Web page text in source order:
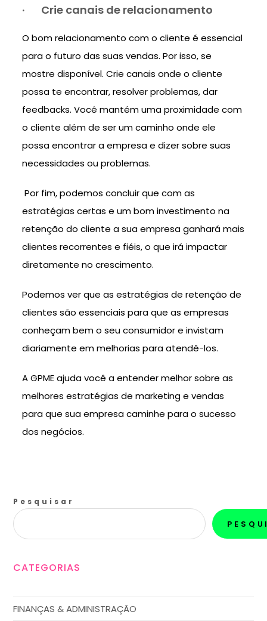
· Crie canais de relacionamento
O bom relacionamento com o cliente é essencial
para o futuro das suas vendas. Por isso, se
mostre disponível. Crie canais onde o cliente
possa te encontrar, resolver problemas, dar
feedbacks. Você mantém uma proximidade com
o cliente além de ser um caminho onde ele
possa encontrar a empresa e dizer sobre suas
necessidades ou problemas.
Por fim, podemos concluir que com as
estratégias certas e um bom investimento na
retenção do cliente a sua empresa ganhará mais
clientes recorrentes e fiéis, o que irá impactar
diretamente no crescimento.
Podemos ver que as estratégias de retenção de
clientes são essenciais para que as empresas
conheçam bem o seu consumidor e invistam
diariamente em melhorias para atendê-los.
A GPME ajuda você a entender melhor sobre as
melhores estratégias de marketing e vendas
para que sua empresa caminhe para o sucesso
dos negócios.
Pesquisar
CATEGORIAS
FINANÇAS & ADMINISTRAÇÃO